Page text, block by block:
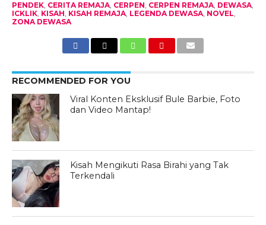
PENDEK, CERITA REMAJA, CERPEN, CERPEN REMAJA, DEWASA,
ICKLIK, KISAH, KISAH REMAJA, LEGENDA DEWASA, NOVEL,
ZONA DEWASA
RECOMMENDED FOR YOU
Viral Konten Eksklusif Bule Barbie, Foto
dan Video Mantap!
Kisah Mengikuti Rasa Birahi yang Tak
Terkendali